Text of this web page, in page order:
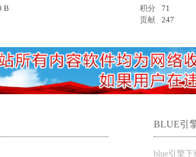
B 积分 71
贡献 247
BLUE引
blue引擎下